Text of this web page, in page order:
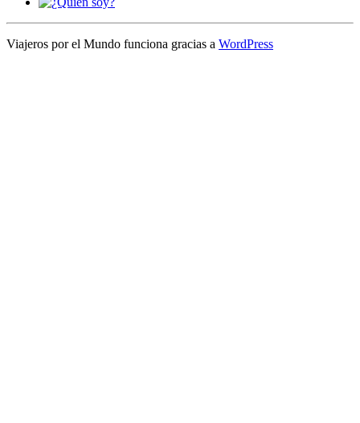
Viajeros por el Mundo funciona gracias a WordPress